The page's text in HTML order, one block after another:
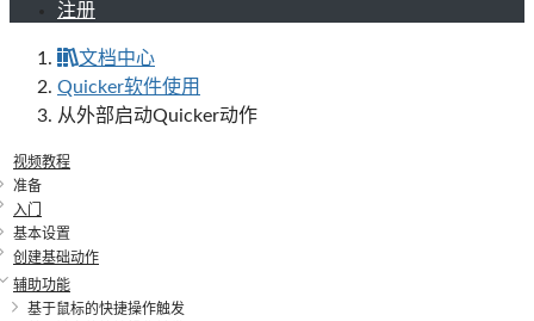
注册
文档中心
Quicker软件使用
从外部启动Quicker动作
视频教程
准备
入门
基本设置
创建基础动作
辅助功能
基于鼠标的快捷操作触发